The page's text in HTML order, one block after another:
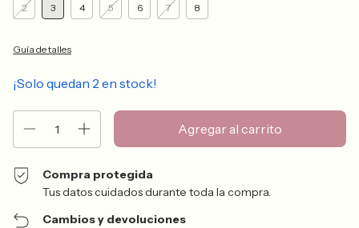
2 3 4 5 6 7 8
Guía de talles
¡Solo quedan 2 en stock!
Compra protegida
Tus datos cuidados durante toda la compra.
Cambios y devoluciones